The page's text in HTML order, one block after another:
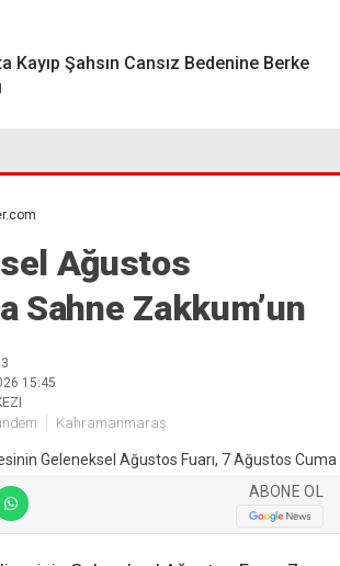
Kayıp Şahsın Cansız Bedenine Berke
Ağustos
Sahne Zakkum’un
15:45
Kahramanmaraş
ABONE OL